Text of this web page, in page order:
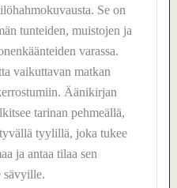
Se on
tunteiden, muistojen ja
varassa.
vaikuttavan matkan
Äänikirjan
tarinan pehmeällä,
tyylillä, joka tukee
ja antaa tilaa sen